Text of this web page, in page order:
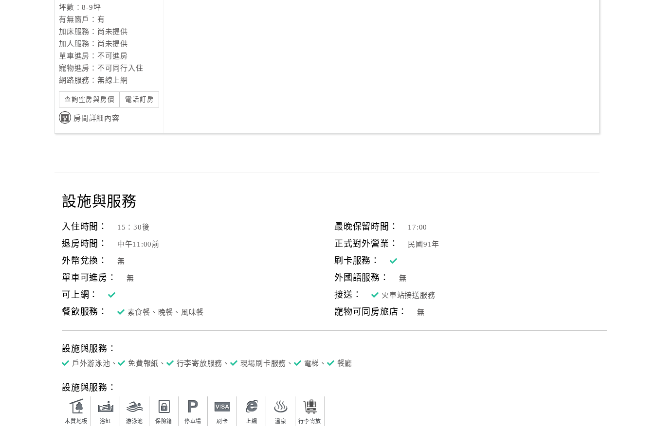
坪數：8-9坪
有無窗戶：有
加床服務：尚未提供
加人服務：尚未提供
單車進房：不可進房
寵物進房：不可同行入住
網路服務：無線上網
查詢空房與房價 電話訂房
房間詳細內容
設施與服務
入住時間： 15：30後 最晚保留時間： 17:00
退房時間： 中午11:00前 正式對外營業： 民國91年
外幣兌換： 無
刷卡服務：
單車可進房：
無 外國語服務： 無
可上網： 接送： 火車站接送服務
餐飲服務： 素食餐、晚餐、風味餐 寵物可同房旅店： 無
設施與服務：
戶外游泳池、 免費報紙、 行李寄放服務、 現場刷卡服務、 電梯、 餐廳
設施與服務：
木質地板 浴缸 游泳池 保險箱 停車場 刷卡 上網 溫泉 行李寄放